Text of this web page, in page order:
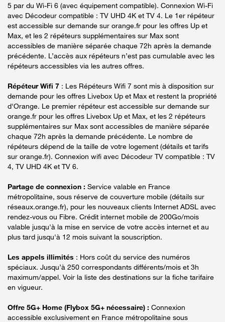
5 par du Wi-Fi 6 (avec équipement compatible). Connexion Wi-Fi
avec Décodeur compatible : TV UHD 4K et TV 4. Le 1er répéteur
est accessible sur demande sur orange.fr pour les offres Up et
Max, et les 2 répéteurs supplémentaires sur Max sont
accessibles de manière séparée chaque 72h après la demande
précédente. L’accès aux répéteurs n’est pas cumulable avec les
répéteurs accessibles via les autres offres.
Répéteur Wifi 7 : Les Répéteurs Wifi 7 sont mis à disposition sur
demande pour les offres Livebox Up et Max et restent la propriété
d'Orange. Le premier répéteur est accessible sur demande sur
orange.fr pour les offres Livebox Up et Max, et les 2 répéteurs
supplémentaires sur Max sont accessibles de manière séparée
chaque 72h après la demande précédente. Le nombre de
répéteurs dépend de la taille de votre logement (détails et tarifs
sur orange.fr). Connexion wifi avec Décodeur TV compatible : TV
4, TV UHD 4K et TV 6.
Partage de connexion : Service valable en France
métropolitaine, sous réserve de couverture mobile (détails sur
réseaux.orange.fr), pour les nouveaux clients Internet ADSL avec
rendez-vous ou Fibre. Crédit internet mobile de 200Go/mois
valable jusqu'à la mise en service de votre accès internet et au
plus tard jusqu'à 12 mois suivant la souscription.
Les appels illimités : Hors coût du service des numéros
spéciaux. Jusqu’à 250 correspondants différents/mois et 3h
maximum/appel. Voir la liste des destinations sur la fiche tarifaire
en vigueur.
Offre 5G+ Home (Flybox 5G+ nécessaire) : Connexion
accessible exclusivement en France métropolitaine sous